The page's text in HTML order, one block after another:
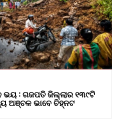
ଭୟ : ଗଜପତି ଜିଲ୍ଲାର ୧୩୯ଟି
ଅଞ୍ଚଳ ଭାବେ ଚିହ୍ନଟ